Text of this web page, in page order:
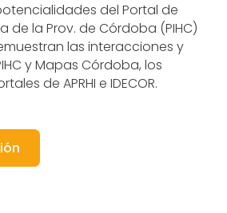
del Portal de
de la Prov. de Córdoba (PIHC)
las interacciones y
y Mapas Córdoba, los
de APRHI e IDECOR.